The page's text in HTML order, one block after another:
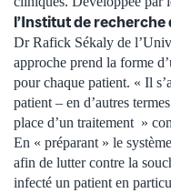
l’Institut de recherche
Dr Rafick Sékaly de
approche prend la forme
pour chaque patient. « Il
patient – en d’autres
place d’un traitement »
En « préparant » le
afin de lutter contre la
infecté un patient en